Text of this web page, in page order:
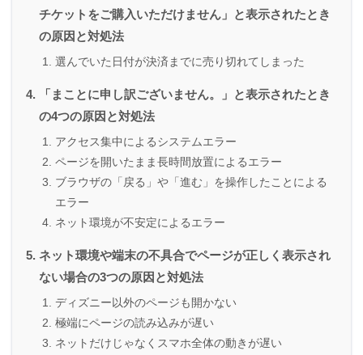
チケットをご購入いただけません」と表示されたとき
の原因と対処法
選んでいた日付が決済までに売り切れてしまった
「まことに申し訳ございません。」と表示されたとき
の4つの原因と対処法
アクセス集中によるシステムエラー
ページを開いたまま長時間放置によるエラー
ブラウザの「戻る」や「進む」を操作したことによる
エラー
ネット環境が不安定によるエラー
ネット環境や端末の不具合でページが正しく表示され
ない場合の3つの原因と対処法
ディズニー以外のページも開かない
極端にページの読み込みが遅い
ネットだけじゃなくスマホ全体の動きが遅い